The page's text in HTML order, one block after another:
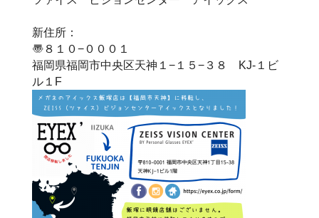
新住所：
〠８１０−０００１
福岡県福岡市中央区天神１−１５−３８ KJ-１ビ
ル１F